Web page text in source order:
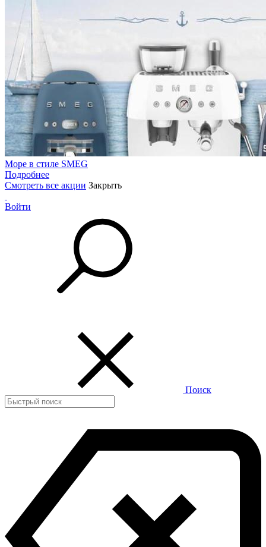
Море в стиле SMEG
Подробнее
Смотреть все акции Закрыть
Войти
Поиск